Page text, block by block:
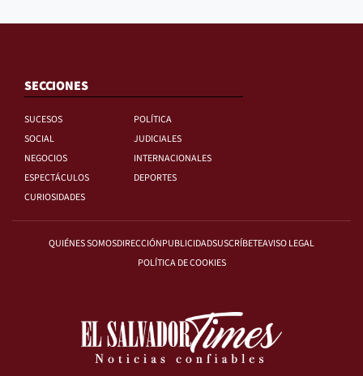
SECCIONES
SUCESOS
POLÍTICA
SOCIAL
JUDICIALES
NEGOCIOS
INTERNACIONALES
ESPECTÁCULOS
DEPORTES
CURIOSIDADES
QUIÉNES SOMOSDIRECCIÓNPUBLICIDADSUSCRÍBETEAVISO LEGAL
POLÍTICA DE COOKIES